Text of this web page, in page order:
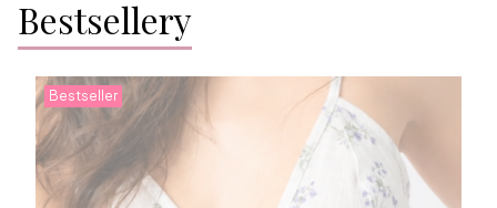
Bestsellery
Bestseller